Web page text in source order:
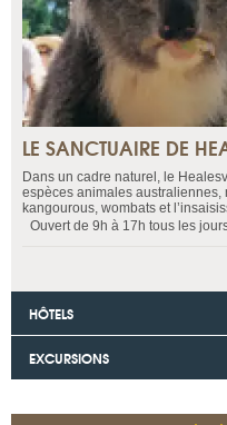
LE SANCTUAIRE DE
Dans un cadre naturel, le
espèces animales
kangourous, wombats et
Ouvert de 9h à 17h tous les
HÔTELS
EXCURSIONS